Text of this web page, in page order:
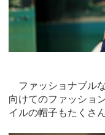
ファッショナブル
向けてのファッショ
イルの帽子もたくさ